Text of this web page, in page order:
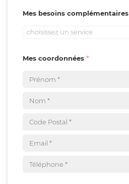
Mes besoins complémentaires
choisissez un service
Mes coordonnées